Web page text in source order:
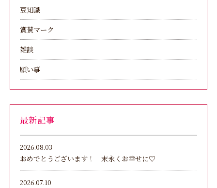
豆知識
賞賛マーク
雑談
願い事
最新記事
2026.08.03
おめでとうございます！ 末永くお幸せに♡
2026.07.10